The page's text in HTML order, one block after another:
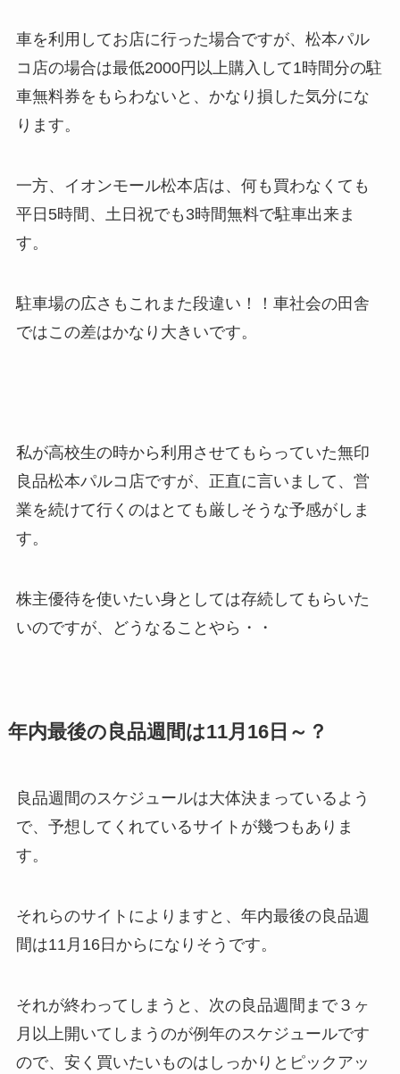
車を利用してお店に行った場合ですが、松本パル
コ店の場合は最低2000円以上購入して1時間分の駐
車無料券をもらわないと、かなり損した気分にな
ります。
一方、イオンモール松本店は、何も買わなくても
平日5時間、土日祝でも3時間無料で駐車出来ま
す。
駐車場の広さもこれまた段違い！！車社会の田舎
ではこの差はかなり大きいです。
私が高校生の時から利用させてもらっていた無印
良品松本パルコ店ですが、正直に言いまして、営
業を続けて行くのはとても厳しそうな予感がしま
す。
株主優待を使いたい身としては存続してもらいた
いのですが、どうなることやら・・
年内最後の良品週間は11月16日～？
良品週間のスケジュールは大体決まっているよう
で、予想してくれているサイトが幾つもありま
す。
それらのサイトによりますと、年内最後の良品週
間は11月16日からになりそうです。
それが終わってしまうと、次の良品週間まで３ヶ
月以上開いてしまうのが例年のスケジュールです
ので、安く買いたいものはしっかりとピックアッ